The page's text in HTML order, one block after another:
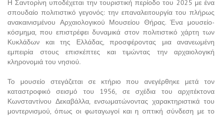
Η Σαντορίνη υποδέχεται την τουριστική περίοδο του 2025 με ένα
σπουδαίο πολιτιστικό γεγονός: την επαναλειτουργία του πλήρως
ανακαινισμένου Αρχαιολογικού Μουσείου Θήρας. Ένα μουσείο-
κόσμημα, που επιστρέφει δυναμικά στον πολιτιστικό χάρτη των
Κυκλάδων και της Ελλάδας, προσφέροντας μια ανανεωμένη
εμπειρία στους επισκέπτες και τιμώντας την αρχαιολογική
κληρονομιά του νησιού.
Το μουσείο στεγάζεται σε κτήριο που ανεγέρθηκε μετά τον
καταστροφικό σεισμό του 1956, σε σχέδια του αρχιτέκτονα
Κωνσταντίνου Δεκαβάλλα, ενσωματώνοντας χαρακτηριστικά του
μοντερνισμού, όπως οι φωταγωγοί και η οπτική σύνδεση με το